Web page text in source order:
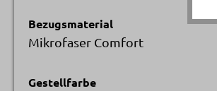
Bezugsmaterial
Mikrofaser Comfort
Gestellfarbe